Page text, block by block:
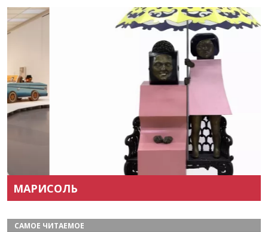
МАРИСОЛЬ
САМОЕ ЧИТАЕМОЕ